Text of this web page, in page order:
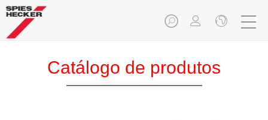
Catálogo de produtos